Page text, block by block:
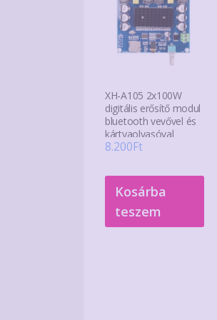
XH-A105 2x100W
digitális erősítő modul
bluetooth vevővel és
kártyaolvasóval
8.200Ft
Kosárba
teszem